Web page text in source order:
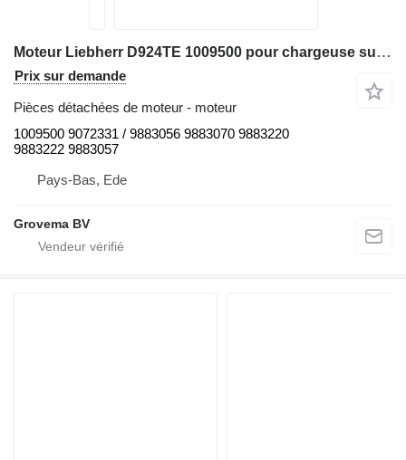
Moteur Liebherr D924TE 1009500 pour chargeuse sur pneus Liebherr L544 / L554 / D924TE
Prix sur demande
Pièces détachées de moteur - moteur
1009500 9072331 / 9883056 9883070 9883220
9883222 9883057
Pays-Bas, Ede
Grovema BV